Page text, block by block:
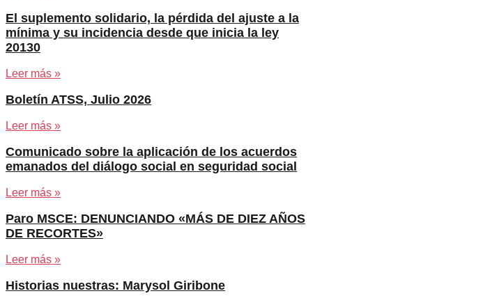
El suplemento solidario, la pérdida del ajuste a la
mínima y su incidencia desde que inicia la ley
20130
Leer más »
Boletín ATSS, Julio 2026
Leer más »
Comunicado sobre la aplicación de los acuerdos
emanados del diálogo social en seguridad social
Leer más »
Paro MSCE: DENUNCIANDO «MÁS DE DIEZ AÑOS
DE RECORTES»
Leer más »
Historias nuestras: Marysol Giribone